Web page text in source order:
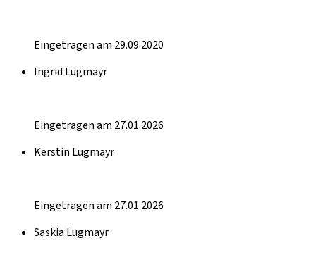
Eingetragen am 29.09.2020
Ingrid Lugmayr
Eingetragen am 27.01.2026
Kerstin Lugmayr
Eingetragen am 27.01.2026
Saskia Lugmayr